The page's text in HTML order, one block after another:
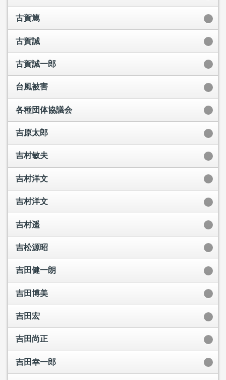
古賀篤
古賀誠
古賀誠一郎
台風被害
各種団体協議会
吉原太郎
吉村敏夫
吉村洋文
吉村洋文
吉村遥
吉松源昭
吉田健一朗
吉田博美
吉田宏
吉田尚正
吉田幸一郎